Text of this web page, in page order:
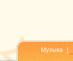
Музыка